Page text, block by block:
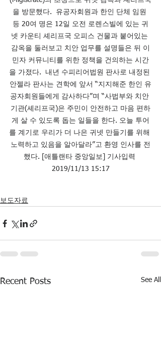
을 방문했다.  유공자회원과 한인 단체 임원
등 20여 명은 12일 오전 로렌스빌에 있는 귀
넷 카운티 셰리프국 오피스 건물과 붙어있는
감옥을 둘러보고 치안 업무를 설명들은 뒤 이
민자 커뮤니티를 위한 정책을 건의하는 시간
을 가졌다.  내년 수피리어법원 판사로 내정된
안젤라 판사는 견학에 앞서 “지지해준 한인 유
공자회원들에게 감사하다”며 “사법부와 치안
기관(셰리프국)은 주민이 안전하고 마음 편하
게 살 수 있도록 돕는 일들을 한다. 오늘 투어
를 계기로 우리가 더 나은 귀넷 만들기를 위해
노력하고 있음을 알아달라”고 환영 인사를 전
했다. [애틀랜타 중앙일보] 기사입력
2019/11/13 15:17
보도자료
Recent Posts See All